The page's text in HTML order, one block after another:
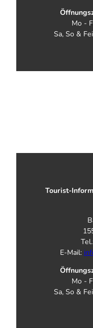
Mo -
Sa, So &
Tourist-
E-Mail:
Mo -
Sa, So &